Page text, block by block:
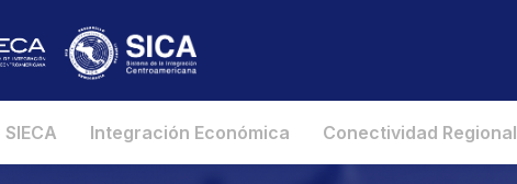
Integración Económica Conectividad Regional